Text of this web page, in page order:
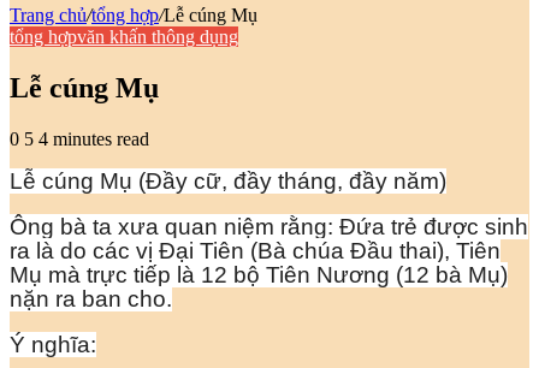
Trang chủ/tổng hợp/Lễ cúng Mụ
tổng hợpvăn khấn thông dụng
Lễ cúng Mụ
0 5 4 minutes read
Lễ cúng Mụ (Đầy cữ, đầy tháng, đầy năm)
Ông bà ta xưa quan niệm rằng: Đứa trẻ được sinh
ra là do các vị Đại Tiên (Bà chúa Đầu thai), Tiên
Mụ mà trực tiếp là 12 bộ Tiên Nương (12 bà Mụ)
nặn ra ban cho.
Ý nghĩa: